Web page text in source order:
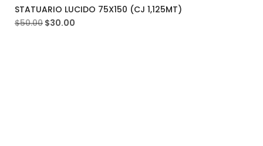
STATUARIO LUCIDO 75X150 (CJ 1,125MT)
$50.00 $30.00